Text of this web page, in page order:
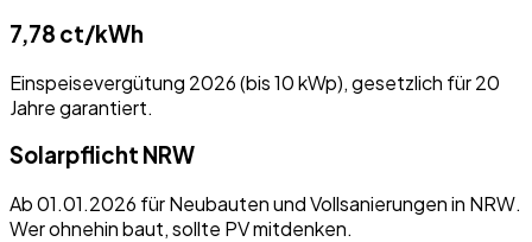
7,78 ct/kWh
Einspeisevergütung 2026 (bis 10 kWp), gesetzlich für 20
Jahre garantiert.
Solarpflicht NRW
Ab 01.01.2026 für Neubauten und Vollsanierungen in NRW.
Wer ohnehin baut, sollte PV mitdenken.